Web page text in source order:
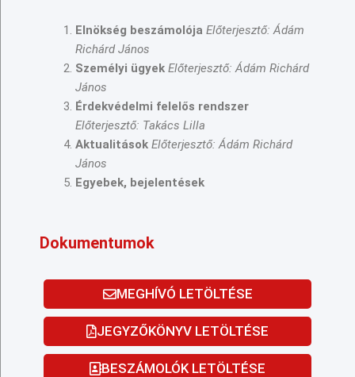
Elnökség beszámolója Előterjesztő: Ádám
Richárd János
Személyi ügyek Előterjesztő: Ádám Richárd
János
Érdekvédelmi felelős rendszer
Előterjesztő: Takács Lilla
Aktualitások Előterjesztő: Ádám Richárd
János
Egyebek, bejelentések
Dokumentumok
MEGHÍVÓ LETÖLTÉSE
JEGYZŐKÖNYV LETÖLTÉSE
BESZÁMOLÓK LETÖLTÉSE